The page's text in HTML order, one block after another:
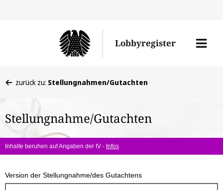
Lobbyregister
Menü
befinden
hier:
zurück zu: Stellungnahmen/Gutachten
Stellungnahme/Gutachten
Inhalte beruhen auf Angaben der IV - Infos
Version der Stellungnahme/des Gutachtens